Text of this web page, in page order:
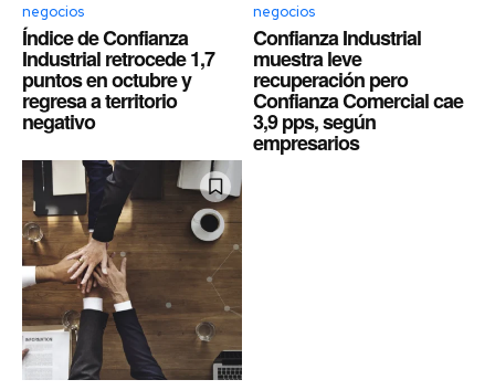
negocios
Índice de Confianza
Industrial retrocede 1,7
puntos en octubre y
regresa a territorio
negativo
negocios
Confianza Industrial
muestra leve
recuperación pero
Confianza Comercial cae
3,9 pps, según
empresarios